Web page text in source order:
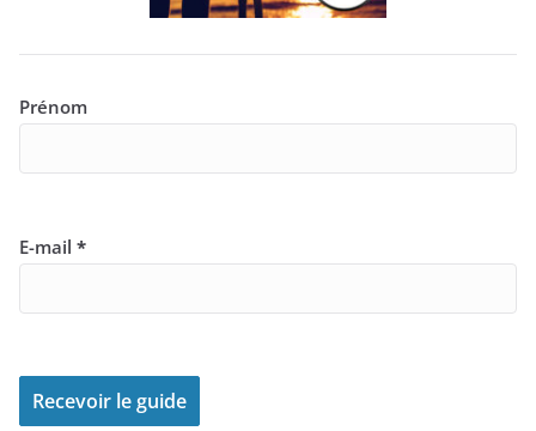
Prénom
E-mail *